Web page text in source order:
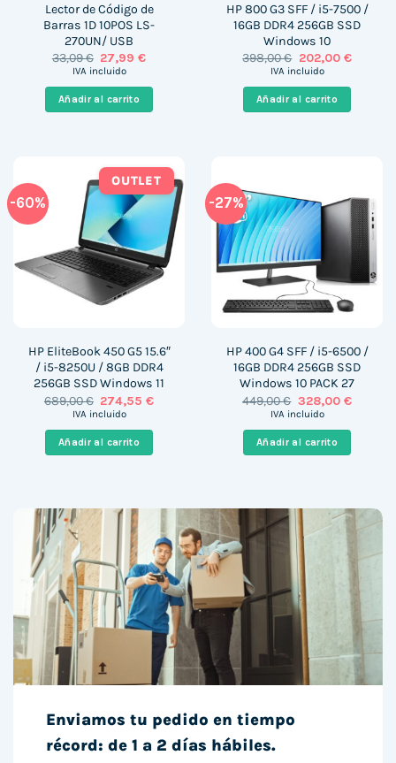
Lector de Código de
Barras 1D 10POS LS-
270UN/ USB
33,09€ El
precio
era:
33,09 €.
27,99€El
es:
27,99 €.
IVA incluido
Añadir al carrito
HP 800 G3 SFF / i5-7500 /
16GB DDR4 256GB SSD
Windows 10
398,00€ El
precio
era:
398,00 €.
202,00 €El
es:
202,00
IVA incluido
Añadir al carrito
-60%
OUTLET
HP EliteBook 450 G5 15.6″
/ i5-8250U / 8GB DDR4
256GB SSD Windows 11
689,00€ El
precio
era:
689,00 €.
274,55€El
IVA incluido
Añadir al carrito
-27%
HP 400 G4 SFF / i5-6500 /
16GB DDR4 256GB SSD
Windows 10 PACK 27
449,00€ El
precio
era:
449,00 €.
328,00 €El
es:
328,00
IVA incluido
Añadir al carrito
Enviamos tu pedido en tiempo
récord: de 1 a 2 días hábiles.